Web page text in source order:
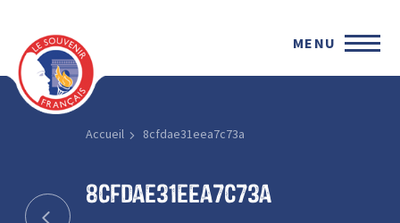
MENU
Accueil 8cfdae31eea7c73a
8cfdae31eea7c73a